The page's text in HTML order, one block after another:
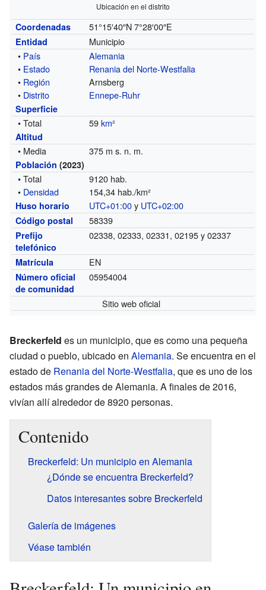
Ubicación en el distrito
Coordenadas 51°15′40″N 7°28′00″E
Entidad
Municipio
• País
Alemania
• Estado
Renania del Norte-Westfalia
• Región
Arnsberg
• Distrito Ennepe-Ruhr
Superficie
• Total 59km²
Altitud
• Media 375 m s. n. m.
Población (2023)
• Total
9120 hab.
• Densidad 154,34 hab./km²
Huso horario UTC+01:00y UTC+02:00
Código postal 58339
Prefijo
telefónico
02338, 02333, 02331, 02195 y 02337
Matrícula EN
Número oficial
de comunidad
05954004
Sitio web oficial
Breckerfeld es un municipio, que es como una pequeña
ciudad o pueblo, ubicado en Alemania. Se encuentra en el
estado de Renania del Norte-Westfalia, que es uno de los
estados más grandes de Alemania. A finales de 2016,
vivían allí alrededor de 8920 personas.
Contenido
Breckerfeld: Un municipio en Alemania
¿Dónde se encuentra Breckerfeld?
Datos interesantes sobre Breckerfeld
Galería de imágenes
Véase también